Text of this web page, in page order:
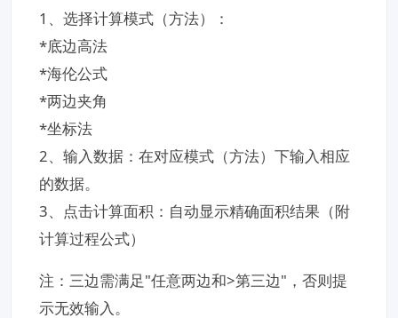
​1、选择计算模式​（方法）：
*​底边高法​
​*海伦公式​
​*两边夹角
*坐标法
2、输入数据​：在对应模式（方法）下输入相应
的数据。
​3、点击计算面积​：自动显示精确面积结果（附
计算过程公式）
注：三边需满足"任意两边和>第三边"，否则提
示无效输入。